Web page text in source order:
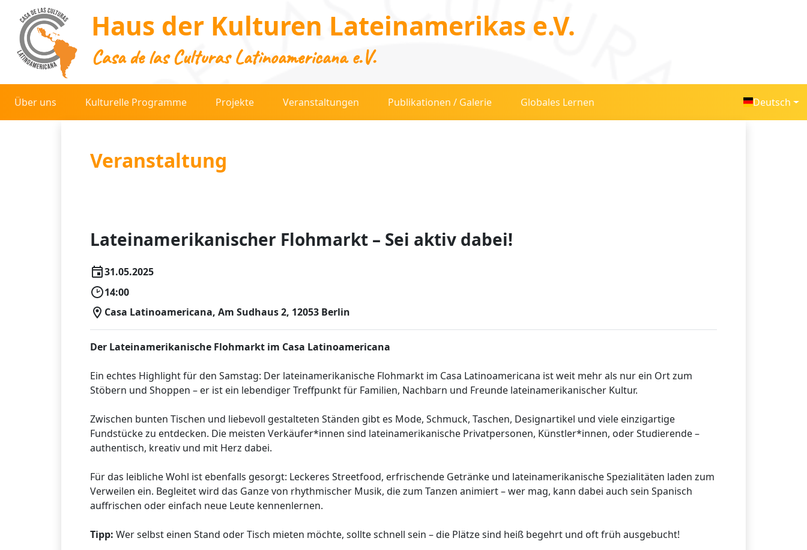
Haus der Kulturen Lateinamerikas e.V.
Casa de las Culturas Latinoamericana e.V.
Über uns Kulturelle Programme Projekte Veranstaltungen Publikationen / Galerie Globales Lernen Deutsch
Veranstaltung
Lateinamerikanischer Flohmarkt – Sei aktiv dabei!
31.05.2025
14:00
Casa Latinoamericana, Am Sudhaus 2, 12053 Berlin
Der Lateinamerikanische Flohmarkt im Casa Latinoamericana
Ein echtes Highlight für den Samstag: Der lateinamerikanische Flohmarkt im Casa Latinoamericana ist weit mehr als nur ein Ort zum
Stöbern und Shoppen – er ist ein lebendiger Treffpunkt für Familien, Nachbarn und Freunde lateinamerikanischer Kultur.
Zwischen bunten Tischen und liebevoll gestalteten Ständen gibt es Mode, Schmuck, Taschen, Designartikel und viele einzigartige
Fundstücke zu entdecken. Die meisten Verkäufer*innen sind lateinamerikanische Privatpersonen, Künstler*innen, oder Studierende –
authentisch, kreativ und mit Herz dabei.
Für das leibliche Wohl ist ebenfalls gesorgt: Leckeres Streetfood, erfrischende Getränke und lateinamerikanische Spezialitäten laden zum
Verweilen ein. Begleitet wird das Ganze von rhythmischer Musik, die zum Tanzen animiert – wer mag, kann dabei auch sein Spanisch
auffrischen oder einfach neue Leute kennenlernen.
Tipp: Wer selbst einen Stand oder Tisch mieten möchte, sollte schnell sein – die Plätze sind heiß begehrt und oft früh ausgebucht!